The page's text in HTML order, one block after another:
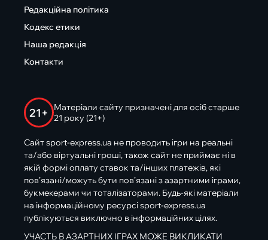
Редакційна політика
Кодекс етики
Наша редакція
Контакти
21+
Матеріали сайту призначені для осіб старше
21 року (21+)
Сайт sport-express.ua не проводить ігри на реальні
та/або віртуальні гроші, також сайт не приймає ні в
якій формі оплату ставок та/інших платежів, які
пов’язані/можуть бути пов’язані з азартними іграми,
букмекерами чи тоталізаторами. Будь-які матеріали
на інформаційному ресурсі sport-express.ua
публікуються виключно в інформаційних цілях.
УЧАСТЬ В АЗАРТНИХ ІГРАХ МОЖЕ ВИКЛИКАТИ